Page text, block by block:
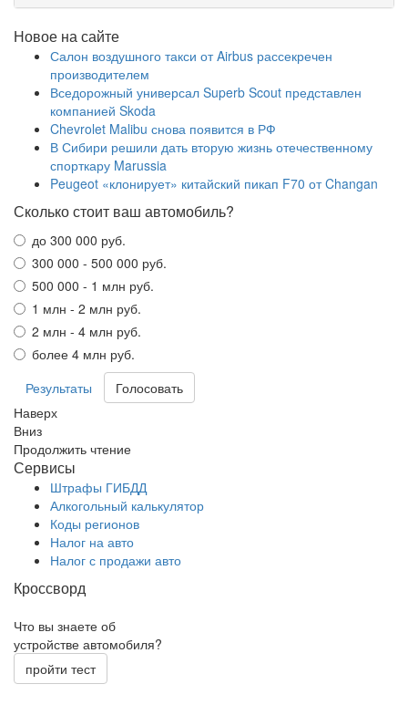
Новое на сайте
Салон воздушного такси от Airbus рассекречен
производителем
Вседорожный универсал Superb Scout представлен
компанией Skoda
Chevrolet Malibu снова появится в РФ
В Сибири решили дать вторую жизнь отечественному
спорткару Marussia
Peugeot «клонирует» китайский пикап F70 от Changan
Сколько стоит ваш автомобиль?
до 300 000 руб.
300 000 - 500 000 руб.
500 000 - 1 млн руб.
1 млн - 2 млн руб.
2 млн - 4 млн руб.
более 4 млн руб.
Результаты
Наверх
Вниз
Продолжить чтение
Сервисы
Штрафы ГИБДД
Алкогольный калькулятор
Коды регионов
Налог на авто
Налог с продажи авто
Кроссворд
Что вы знаете об
устройстве автомобиля?
пройти тест